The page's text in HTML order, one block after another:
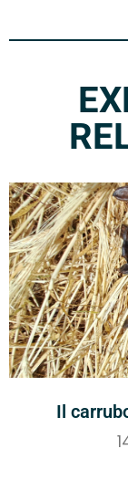
Il